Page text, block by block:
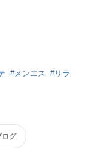
#メンエス #リラ
ログ